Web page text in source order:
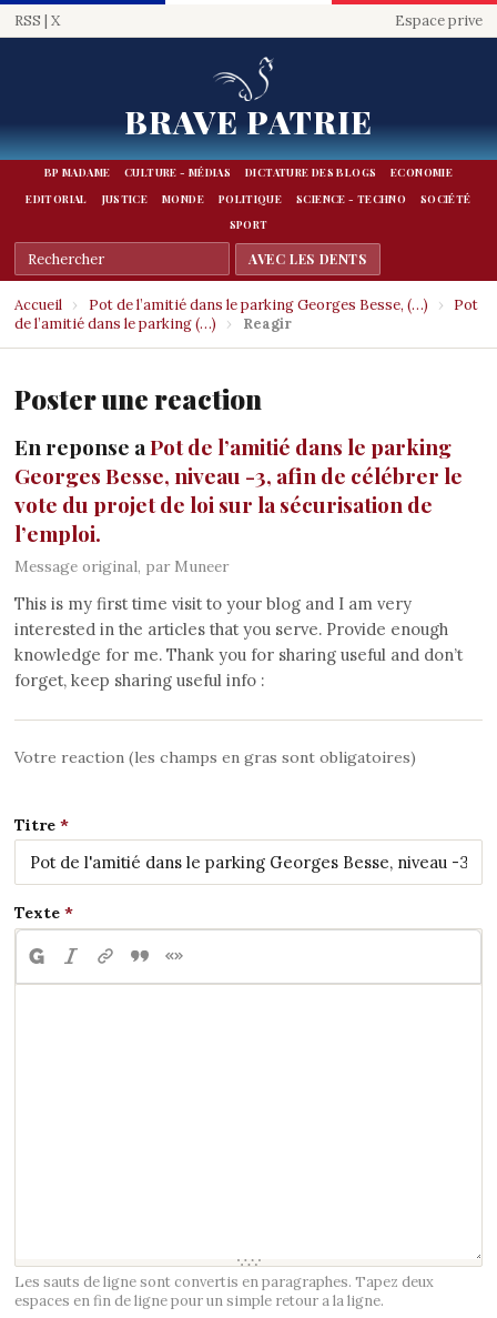
RSS | X Espace prive
BRAVE PATRIE
BP MADAME CULTURE - MÉDIAS DICTATURE DES BLOGS
ECONOMIE
EDITORIAL
JUSTICE MONDE POLITIQUE SCIENCE - TECHNO
SOCIÉTÉ
SPORT
Accueil › Pot de l’amitié dans le parking Georges Besse, (…) ›
Pot
de l’amitié dans le parking (…)
› Reagir
Poster une reaction
En reponse aPot de l’amitié dans le parking
Georges Besse, niveau -3, afin de célébrer le
vote du projet de loi sur la sécurisation de
l’emploi.
Message original, par Muneer
This is my first time visit to your blog and I am very
interested in the articles that you serve. Provide enough
knowledge for me. Thank you for sharing useful and don’t
forget, keep sharing useful info :
Votre reaction (les champs en gras sont obligatoires)
Titre
Texte
Les sauts de ligne sont convertis en paragraphes. Tapez deux
espaces en fin de ligne pour un simple retour a la ligne.